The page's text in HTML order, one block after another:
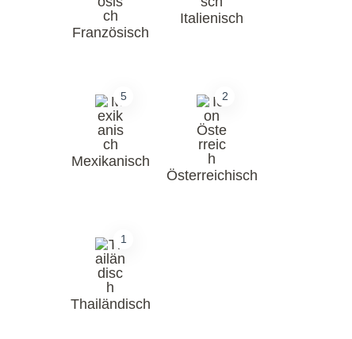
Französisch
Italienisch
5
Mexikanisch
2
Österreichisch
1
Thailändisch